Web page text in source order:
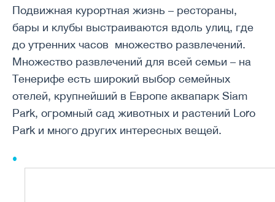
Подвижная курортная жизнь – рестораны,
бары и клубы выстраиваются вдоль улиц, где
до утренних часов множество развлечений.
Множество развлечений для всей семьи – на
Тенерифе есть широкий выбор семейных
отелей, крупнейший в Европе аквапарк Siam
Park, огромный сад животных и растений Loro
Park и много других интересных вещей.